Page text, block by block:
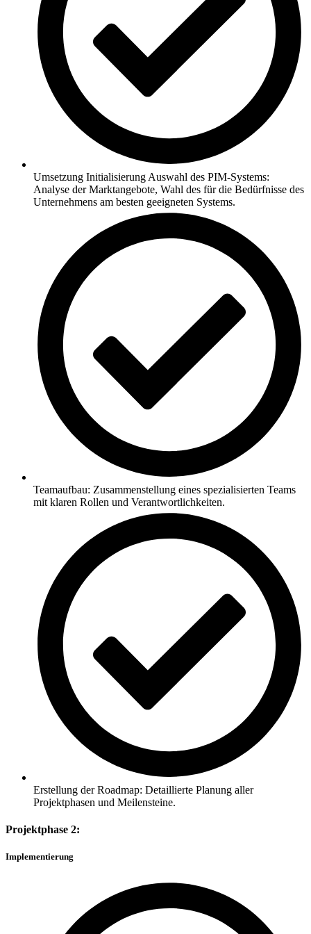
Umsetzung Initialisierung Auswahl des PIM-Systems:
Analyse der Marktangebote, Wahl des für die Bedürfnisse des
Unternehmens am besten geeigneten Systems.
Teamaufbau: Zusammenstellung eines spezialisierten Teams
mit klaren Rollen und Verantwortlichkeiten.
Erstellung der Roadmap: Detaillierte Planung aller
Projektphasen und Meilensteine.
Projektphase 2:
Implementierung